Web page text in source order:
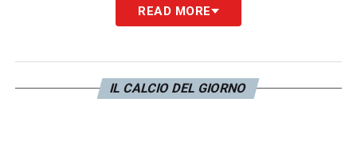
READ MORE
IL CALCIO DEL GIORNO